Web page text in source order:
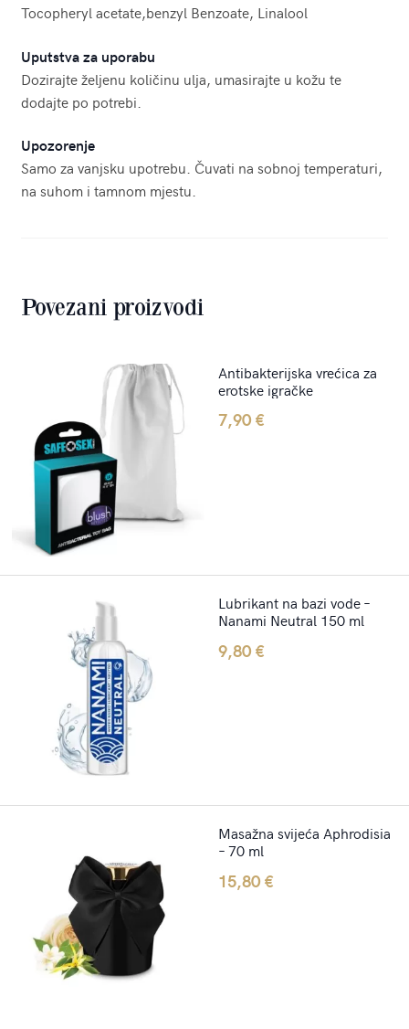
Tocopheryl acetate,benzyl Benzoate, Linalool
Uputstva za uporabu
Dozirajte željenu količinu ulja, umasirajte u kožu te
dodajte po potrebi.
Upozorenje
Samo za vanjsku upotrebu. Čuvati na sobnoj temperaturi,
na suhom i tamnom mjestu.
Povezani proizvodi
Antibakterijska vrećica za
erotske igračke
7,90€
Lubrikant na bazi vode –
Nanami Neutral 150 ml
9,80€
Masažna svijeća Aphrodisia
– 70 ml
15,80€